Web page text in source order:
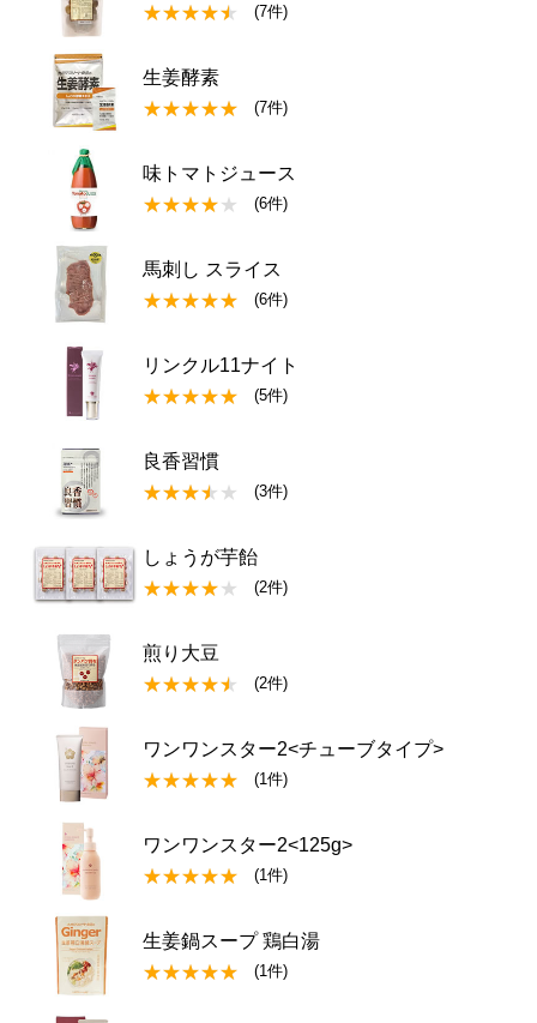
(7件)
生姜酵素
(7件)
味トマトジュース
(6件)
馬刺し スライス
(6件)
リンクル11ナイト
(5件)
良香習慣
(3件)
しょうが芋飴
(2件)
煎り大豆
(2件)
ワンワンスター2<チューブタイプ>
(1件)
ワンワンスター2<125g>
(1件)
生姜鍋スープ 鶏白湯
(1件)